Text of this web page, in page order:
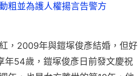
粗並為護人權揚言告警方
，2009年與鎧塚俊彥結婚，但好
年54歲，鎧塚俊彥日前發文慶祝